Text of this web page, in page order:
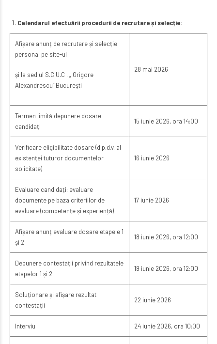
Calendarul efectuării procedurii de recrutare și selecție:
Afișare anunț de recrutare și selecție
personal pe site-ul
şi la sediul S.C.U.C . „ Grigore
Alexandrescu” București
28 mai 2026
Termen limită depunere dosare
candidați
15 iunie 2026, ora 14:00
Verificare eligibilitate dosare (d.p.d.v. al
existenței tuturor documentelor
solicitate)
16 iunie 2026
Evaluare candidați: evaluare
documente pe baza criteriilor de
evaluare (competențe și experiență)
17 iunie 2026
Afișare anunț evaluare dosare etapele 1
și 2
18 iunie 2026, ora 12:00
Depunere contestații privind rezultatele
etapelor 1 și 2
19 iunie 2026, ora 12:00
Soluționare și afișare rezultat
contestații
22 iunie 2026
Interviu 24 iunie 2026, ora 10:00